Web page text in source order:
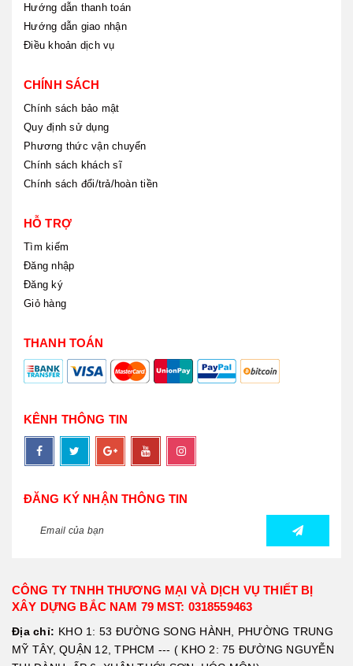
Hướng dẫn thanh toán
Hướng dẫn giao nhận
Điều khoản dịch vụ
CHÍNH SÁCH
Chính sách bảo mật
Quy định sử dụng
Phương thức vận chuyển
Chính sách khách sĩ
Chính sách đổi/trả/hoàn tiền
HỖ TRỢ
Tìm kiếm
Đăng nhập
Đăng ký
Giỏ hàng
THANH TOÁN
KÊNH THÔNG TIN
ĐĂNG KÝ NHẬN THÔNG TIN
CÔNG TY TNHH THƯƠNG MẠI VÀ DỊCH VỤ THIẾT BỊ
XÂY DỰNG BẮC NAM 79 MST: 0318559463
Địa chỉ: KHO 1: 53 ĐƯỜNG SONG HÀNH, PHƯỜNG TRUNG
MỸ TÂY, QUẬN 12, TPHCM --- ( KHO 2: 75 ĐƯỜNG NGUYỄN